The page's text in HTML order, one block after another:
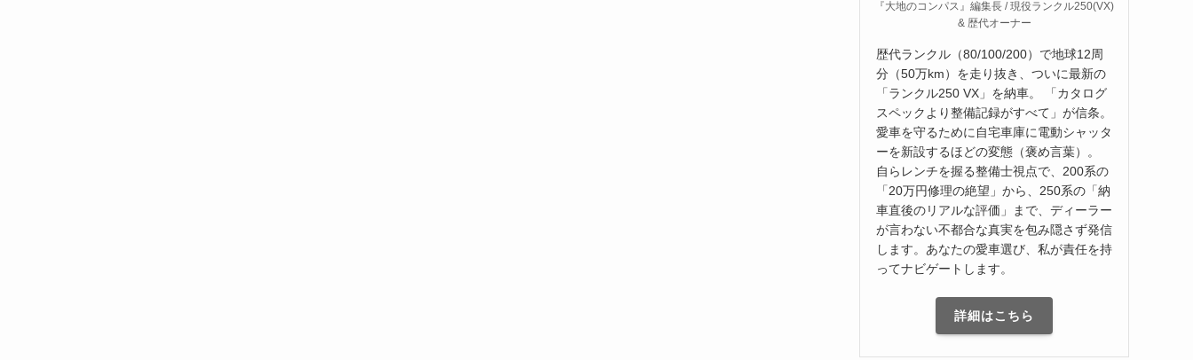
『大地のコンパス』編集長 / 現役ランクル250(VX)
& 歴代オーナー
歴代ランクル（80/100/200）で地球12周
分（50万km）を走り抜き、ついに最新の
「ランクル250 VX」を納車。 「カタログ
スペックより整備記録がすべて」が信条。
愛車を守るために自宅車庫に電動シャッタ
ーを新設するほどの変態（褒め言葉）。
自らレンチを握る整備士視点で、200系の
「20万円修理の絶望」から、250系の「納
車直後のリアルな評価」まで、ディーラー
が言わない不都合な真実を包み隠さず発信
します。あなたの愛車選び、私が責任を持
ってナビゲートします。
詳細はこちら